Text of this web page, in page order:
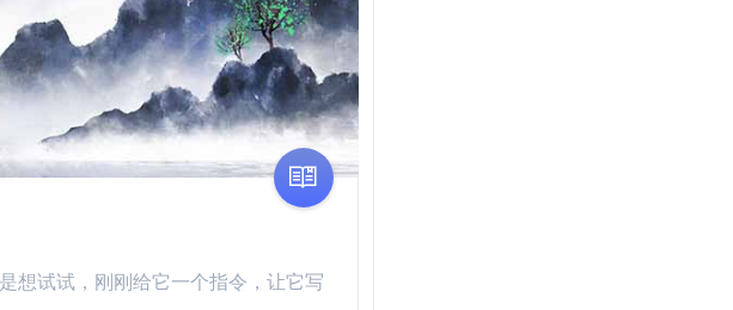
想试试，刚刚给它一个指令，让它写